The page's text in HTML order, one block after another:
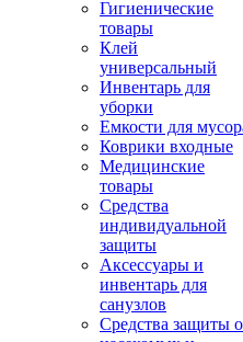
Гигиенические
товары
Клей
универсальный
Инвентарь для
уборки
Емкости для
Коврики входные
Медицинские
товары
Средства
индивидуальной
защиты
Аксессуары и
инвентарь для
санузлов
Средства защиты